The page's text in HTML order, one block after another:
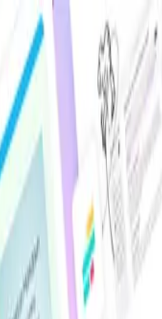
ィア。掲載サービス数2,000